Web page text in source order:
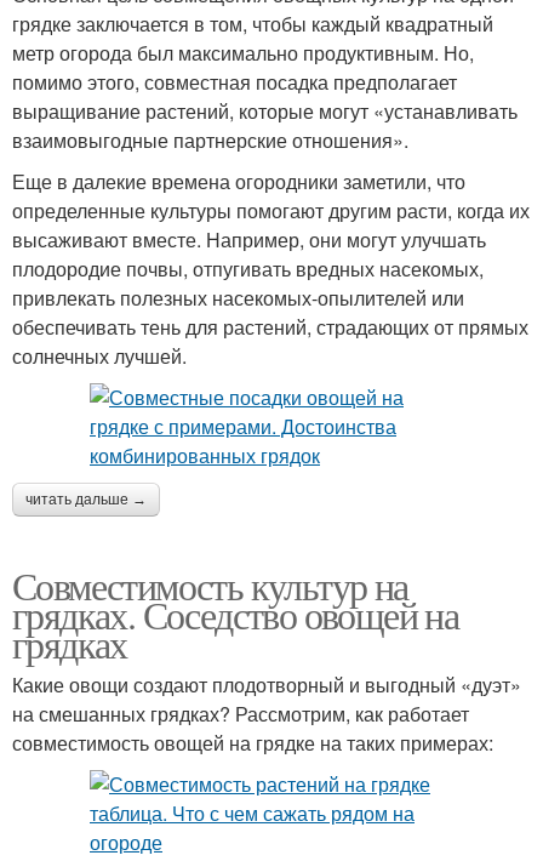
грядке заключается в том, чтобы каждый квадратный
метр огорода был максимально продуктивным. Но,
помимо этого, совместная посадка предполагает
выращивание растений, которые могут «устанавливать
взаимовыгодные партнерские отношения».
Еще в далекие времена огородники заметили, что
определенные культуры помогают другим расти, когда их
высаживают вместе. Например, они могут улучшать
плодородие почвы, отпугивать вредных насекомых,
привлекать полезных насекомых-опылителей или
обеспечивать тень для растений, страдающих от прямых
солнечных лучшей.
читать дальше →
Совместимость культур на
грядках. Соседство овощей на
грядках
Какие овощи создают плодотворный и выгодный «дуэт»
на смешанных грядках? Рассмотрим, как работает
совместимость овощей на грядке на таких примерах: